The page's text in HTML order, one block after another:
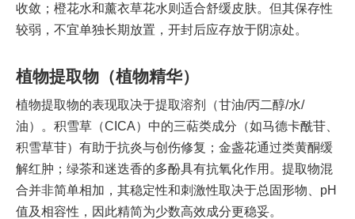
收敛；橙花水和薰衣草花水则适合舒缓皮肤。但其保存性
较弱，不宜单独长期放置，开封后应存放于阴凉处。
植物提取物（植物精华）
植物提取物的表现取决于提取溶剂（甘油/丙二醇/水/
油）。积雪草（CICA）中的三萜类成分（如马德卡酰苷、
积雪草苷）有助于抗炎与创伤修复；金盏花通过类黄酮缓
解红肿；绿茶和迷迭香的多酚具有抗氧化作用。提取物混
合并非简单相加，其稳定性和刺激性取决于总固形物、pH
值及相容性，因此精简为少数高效成分更稳妥。